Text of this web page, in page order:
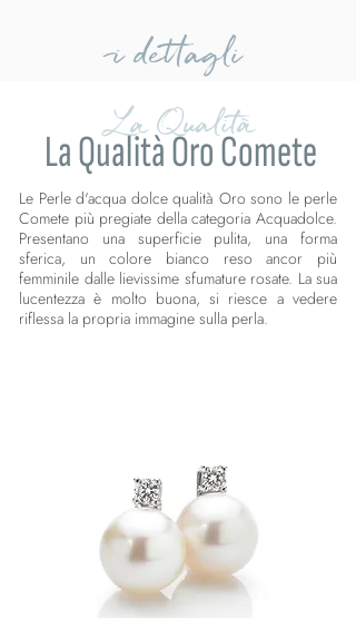
i dettagli
La Qualità
La Qualità Oro Comete
Le Perle d'acqua dolce qualità Oro sono le perle
Comete più pregiate della categoria Acquadolce.
Presentano una superficie pulita, una forma
sferica, un colore bianco reso ancor più
femminile dalle lievissime sfumature rosate. La sua
lucentezza è molto buona, si riesce a vedere
riflessa la propria immagine sulla perla.